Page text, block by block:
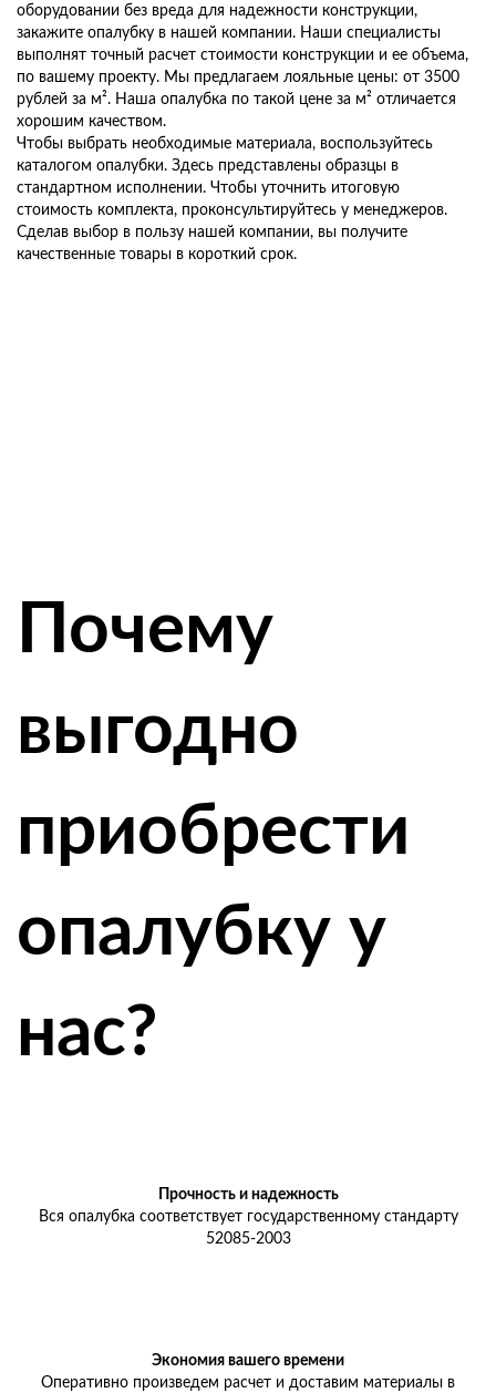
оборудовании без вреда для надежности конструкции,
закажите опалубку в нашей компании. Наши специалисты
выполнят точный расчет стоимости конструкции и ее объема,
по вашему проекту. Мы предлагаем лояльные цены: от 3500
рублей за м². Наша опалубка по такой цене за м² отличается
хорошим качеством.
Чтобы выбрать необходимые материала, воспользуйтесь
каталогом опалубки. Здесь представлены образцы в
стандартном исполнении. Чтобы уточнить итоговую
стоимость комплекта, проконсультируйтесь у менеджеров.
Сделав выбор в пользу нашей компании, вы получите
качественные товары в короткий срок.
Почему
выгодно
приобрести
опалубку у
нас?
Прочность и надежность
Вся опалубка соответствует государственному стандарту
52085-2003
Экономия вашего времени
Оперативно произведем расчет и доставим материалы в